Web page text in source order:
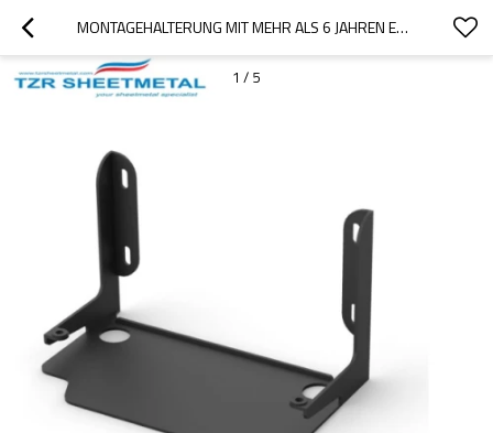
MONTAGEHALTERUNG MIT MEHR ALS 6 JAHREN ERFAHRUNG
1 / 5